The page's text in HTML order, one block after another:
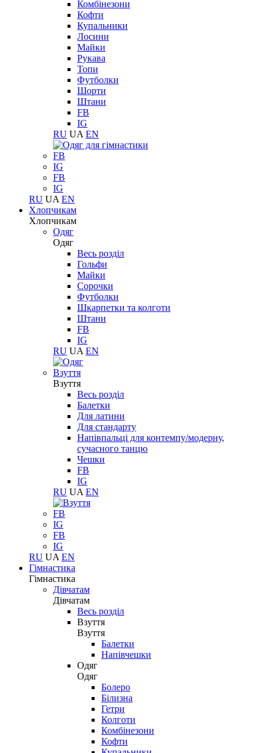
Комбінезони
Кофти
Купальники
Лосини
Майки
Рукава
Топи
Футболки
Шорти
Штани
FB
IG
RU UA EN
FB
IG
FB
IG
RU UA EN
Хлопчикам
Хлопчикам
Одяг
Одяг
Весь розділ
Гольфи
Майки
Сорочки
Футболки
Шкарпетки та колготи
Штани
FB
IG
RU UA EN
Взуття
Взуття
Весь розділ
Балетки
Для латини
Для стандарту
Напівпальці для контемпу/модерну,
сучасного танцю
Чешки
FB
IG
RU UA EN
FB
IG
FB
IG
RU UA EN
Гімнастика
Гімнастика
Дівчатам
Дівчатам
Весь розділ
Взуття
Взуття
Балетки
Напівчешки
Одяг
Одяг
Болеро
Білизна
Гетри
Колготи
Комбінезони
Кофти